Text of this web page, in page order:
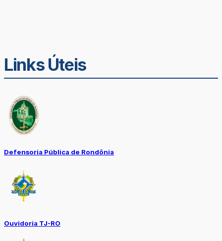
Links Úteis
Defensoria Pública de Rondônia
Ouvidoria TJ-RO